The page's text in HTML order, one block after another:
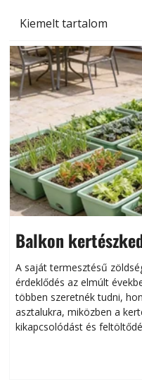
Kiemelt tartalom
Balkon
Helytakarékos
A saját termesztésű
érdeklődés az elmúlt
többen szeretnék tudni,
asztalukra, miközben a
kikapcsolódást és